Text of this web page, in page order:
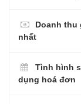
Doanh thu
nhất
Tình hình
dụng hoá đơn